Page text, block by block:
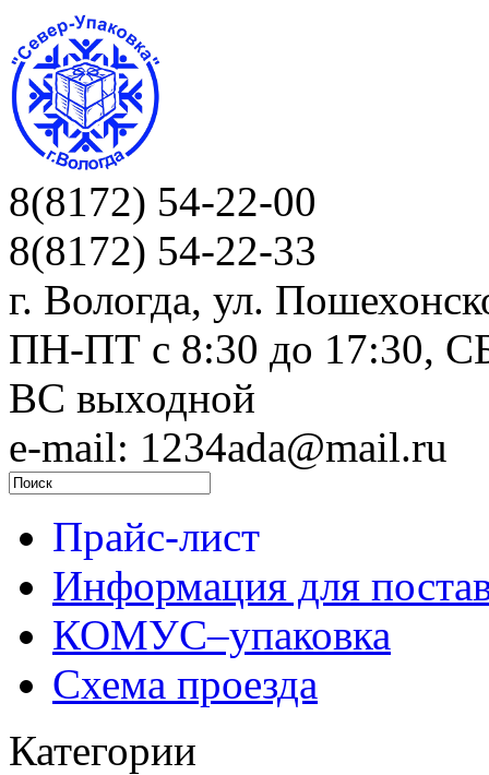
8(8172) 54-22-00
8(8172) 54-22-33
г. Вологда, ул.
ПН-ПТ c 8:30 до 17:30,
ВС выходной
e-mail: 1234ada@mail.ru
Прайс-лист
Информация для
КОМУС–упаковка
Схема проезда
Категории